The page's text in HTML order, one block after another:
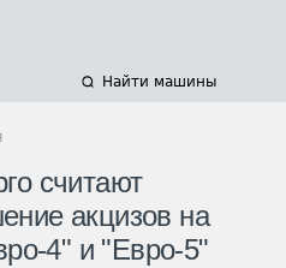
Найти машины
считают
акцизов на
4" и "Евро-5"